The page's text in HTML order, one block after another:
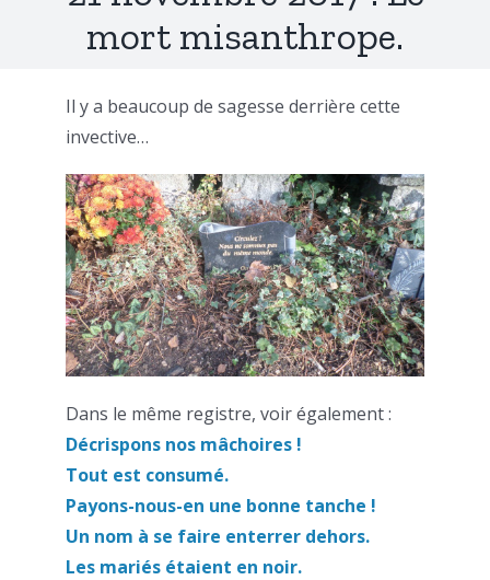
mort misanthrope.
Il y a beaucoup de sagesse derrière cette
invective…
Dans le même registre, voir également :
Décrispons nos mâchoires !
Tout est consumé.
Payons-nous-en une bonne tanche !
Un nom à se faire enterrer dehors.
Les mariés étaient en noir.